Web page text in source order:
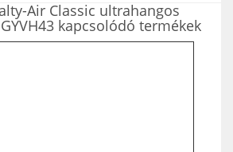
Air Classic ultrahangos
kapcsolódó termékek